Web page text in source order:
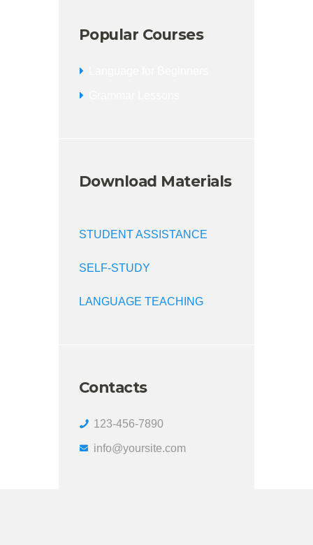
Popular Courses
Download Materials
STUDENT ASSISTANCE
SELF-STUDY
LANGUAGE TEACHING
Contacts
123-456-7890
info@yoursite.com